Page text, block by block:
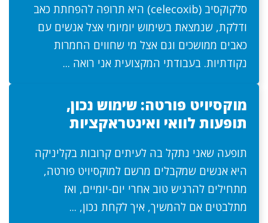
סלקוקסיב (celecoxib) היא תרופה להפחתת כאב
ודלקת, שנמצאת בשימוש יומיומי אצל אנשים עם
כאבים ממושכים וגם אצל מי שחווים החמרות
נקודתיות. בעבודתי המקצועית אני רואה ...
מוקסיויט פורטה: שימוש נכון,
תופעות לוואי ואינטראקציות
תופעה שאני נתקל בה לעיתים קרובות בקליניקה
היא אנשים שמקבלים מרשם למוקסיויט פורטה,
מתחילים להרגיש טוב אחרי יום-יומיים, ואז
מתלבטים אם להמשיך, איך לקחת נכון, ...